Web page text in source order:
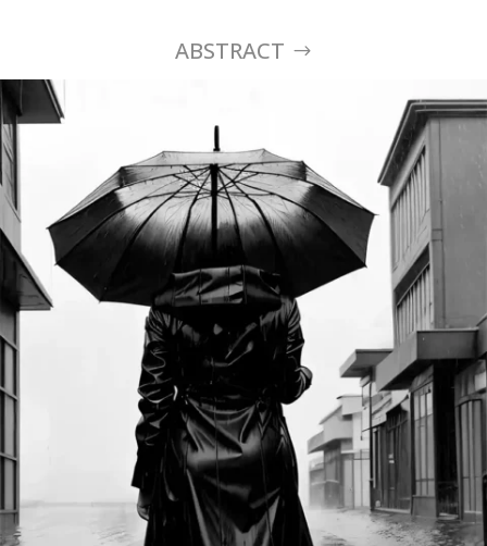
ABSTRACT